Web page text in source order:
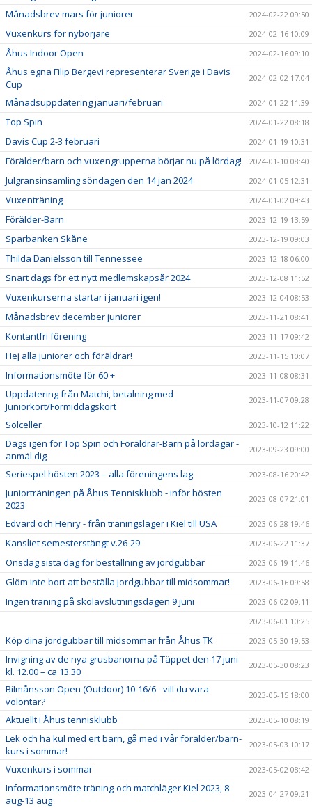
Månadsbrev mars för juniorer
2024-02-22 09:50
Vuxenkurs för nybörjare 2024-02-16 10:09
Åhus Indoor Open 2024-02-16 09:10
Åhus egna Filip Bergevi representerar Sverige i Davis
Cup
2024-02-02 17:04
Månadsuppdatering januari/februari 2024-01-22 11:39
Top Spin 2024-01-22 08:18
Davis Cup 2-3 februari 2024-01-19 10:31
Förälder/barn och vuxengrupperna börjar nu på lördag! 2024-01-10 08:40
Julgransinsamling söndagen den 14 jan 2024 2024-01-05 12:31
Vuxenträning 2024-01-02 09:43
Förälder-Barn 2023-12-19 13:59
Sparbanken Skåne 2023-12-19 09:03
Thilda Danielsson till Tennessee 2023-12-18 06:00
Snart dags för ett nytt medlemskapsår 2024 2023-12-08 11:52
Vuxenkurserna startar i januari igen! 2023-12-04 08:53
Månadsbrev december juniorer 2023-11-21 08:41
Kontantfri förening 2023-11-17 09:42
Hej alla juniorer och föräldrar! 2023-11-15 10:07
Informationsmöte för 60 + 2023-11-08 08:31
Uppdatering från Matchi, betalning med
Juniorkort/Förmiddagskort
2023-11-07 09:28
Solceller 2023-10-12 11:22
Dags igen för Top Spin och Föräldrar-Barn på lördagar -
anmäl dig
2023-09-23 09:00
Seriespel hösten 2023 – alla föreningens lag 2023-08-16 20:42
Juniorträningen på Åhus Tennisklubb - inför hösten
2023
2023-08-07 21:01
Edvard och Henry - från träningsläger i Kiel till USA 2023-06-28 19:46
Kansliet semesterstängt v.26-29 2023-06-22 11:37
Onsdag sista dag för beställning av jordgubbar 2023-06-19 11:46
Glöm inte bort att beställa jordgubbar till midsommar! 2023-06-16 09:58
Ingen träning på skolavslutningsdagen 9 juni
2023-06-02 09:11
2023-06-01 10:25
Köp dina jordgubbar till midsommar från Åhus TK 2023-05-30 19:53
Invigning av de nya grusbanorna på Täppet den 17 juni
kl. 12.00 – ca 13.30
2023-05-30 08:23
Bilmånsson Open (Outdoor) 10-16/6 - vill du vara
volontär?
2023-05-15 18:00
Aktuellt i Åhus tennisklubb 2023-05-10 08:19
Lek och ha kul med ert barn, gå med i vår förälder/barn-
kurs i sommar!
2023-05-03 10:17
Vuxenkurs i sommar 2023-05-02 08:42
Informationsmöte träning-och matchläger Kiel 2023, 8
aug-13 aug
2023-04-27 09:21